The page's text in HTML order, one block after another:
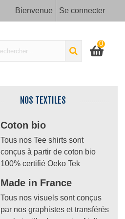
Bienvenue Se connecter
0
NOS TEXTILES
Coton bio
Tous nos Tee shirts sont
conçus à partir de coton bio
100% certifié Oeko Tek
Made in France
Tous nos visuels sont conçus
par nos graphistes et transférés